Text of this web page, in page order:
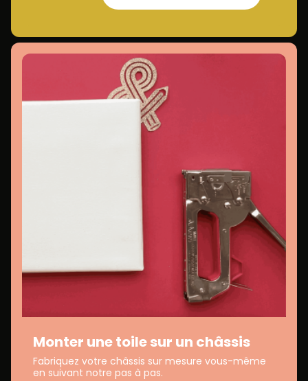
Monter une toile sur un châssis
Fabriquez votre châssis sur mesure vous-même
en suivant notre pas à pas.